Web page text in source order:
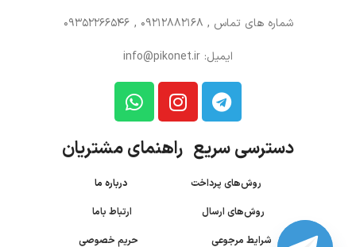
شماره های تماس , 09212882168 , 09352266546
ایمیل: info@pikonet.ir
دسترسی سریع راهنمای مشتریان
روش‌های پرداخت درباره ما
روش‌های ارسال
ارتباط باما
شرایط مرجوعی
حریم خصوصی